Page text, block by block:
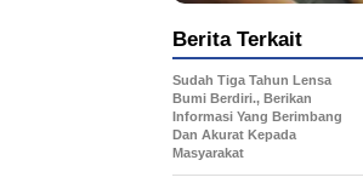
Berita Terkait
Sudah Tiga Tahun Lensa
Bumi Berdiri., Berikan
Informasi Yang Berimbang
Dan Akurat Kepada
Masyarakat